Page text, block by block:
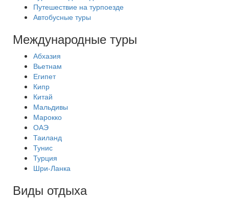
Путешествие на турпоезде
Автобусные туры
Международные туры
Абхазия
Вьетнам
Египет
Кипр
Китай
Мальдивы
Марокко
ОАЭ
Таиланд
Тунис
Турция
Шри-Ланка
Виды отдыха